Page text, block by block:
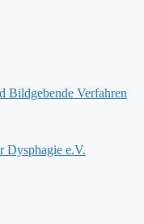
Bildgebende Verfahren
Dysphagie e.V.